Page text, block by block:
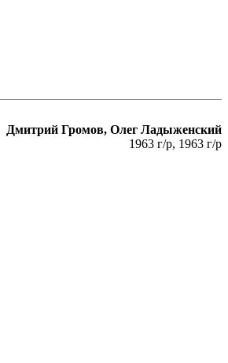
Дмитрий Громов, Олег Ладыженский
1963 г/р, 1963 г/р